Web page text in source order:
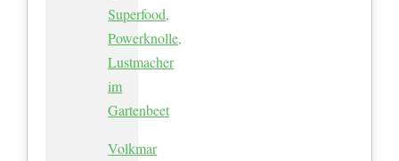
Superfood,
Powerknolle,
Lustmacher
im
Gartenbeet
Volkmar